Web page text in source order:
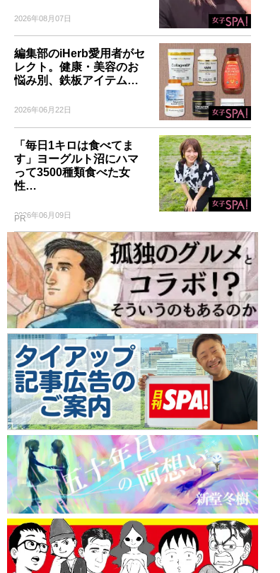
2026年08月07日
編集部のiHerb愛用者がセ
レクト。健康・美容のお
悩み別、鉄板アイテム…
2026年06月22日
「毎日1キロは食べてま
す」ヨーグルト沼にハマ
って3500種類食べた女
性…
2026年06月09日
PR